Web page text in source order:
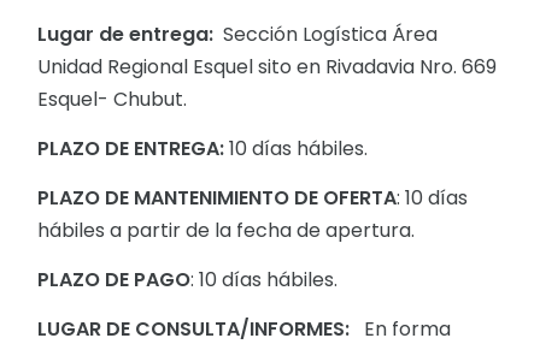
Lugar de entrega: Sección Logística Área
Unidad Regional Esquel sito en Rivadavia Nro. 669
Esquel- Chubut.
PLAZO DE ENTREGA:10 días hábiles.
PLAZO DE MANTENIMIENTO DE OFERTA: 10 días
hábiles a partir de la fecha de apertura.
PLAZO DE PAGO: 10 días hábiles.
LUGAR DE CONSULTA/INFORMES: En forma